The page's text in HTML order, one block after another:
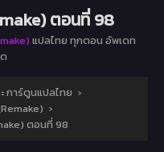
ตอนที่ 98
แปลไทย ทุกตอน อัพเดท
การ์ตูนแปลไทย ›
›
ตอนที่ 98